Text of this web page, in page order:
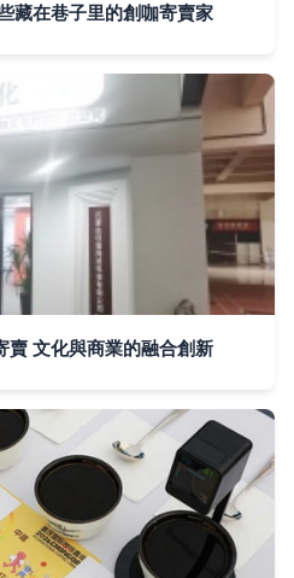
藏在巷子里的創咖寄賣家
賣 文化與商業的融合創新